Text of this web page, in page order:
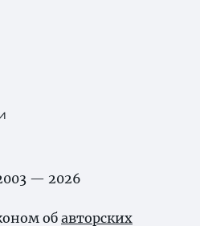
— 2026
об авторских